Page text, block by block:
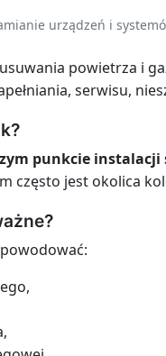
urządzeń i
powietrza i
serwisu,
punkcie instalacji
często jest okolica